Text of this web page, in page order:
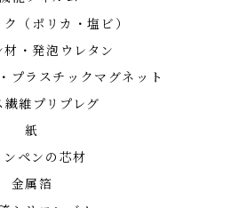
（ポリカ・塩ビ）
・発泡ウレタン
プラスチックマグネット
繊維プリプレグ
紙
ンペンの芯材
金属箔